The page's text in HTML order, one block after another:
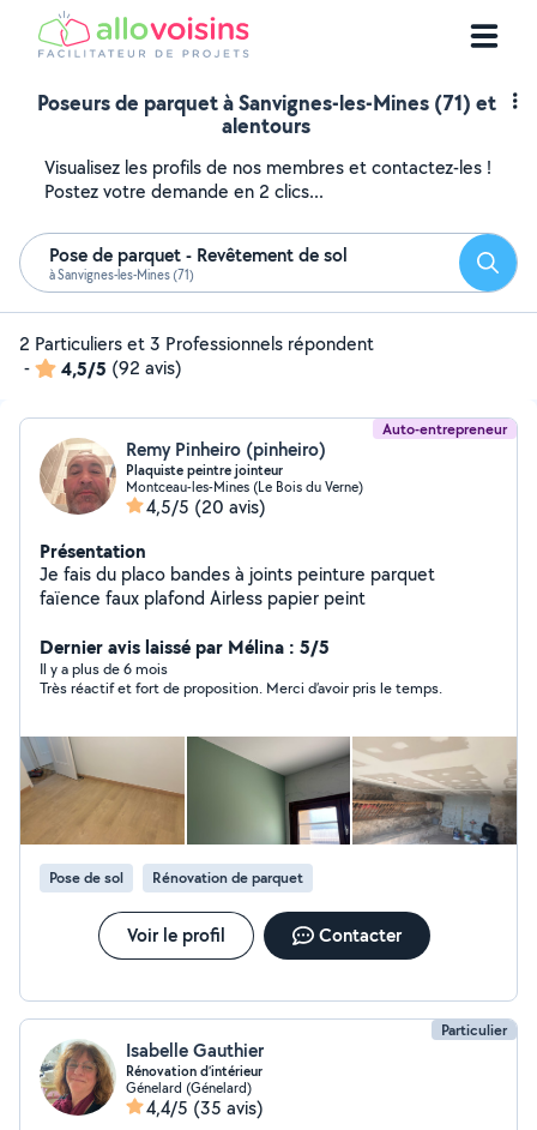
Poseurs de parquet à Sanvignes-les-Mines (71) et
alentours
Visualisez les profils de nos membres et contactez-les !
Postez votre demande en 2 clics...
Pose de parquet - Revêtement de sol
à Sanvignes-les-Mines (71)
2 Particuliers et 3 Professionnels répondent
-
4,5/5 (92 avis)
Auto-entrepreneur
Remy Pinheiro (pinheiro)
Plaquiste peintre jointeur
Montceau-les-Mines (Le Bois du Verne)
4,5/5 (20 avis)
Présentation
Je fais du placo bandes à joints peinture parquet
faïence faux plafond Airless papier peint
Dernier avis laissé par Mélina : 5/5
Il y a plus de 6 mois
Très réactif et fort de proposition. Merci d’avoir pris le temps.
Pose de sol Rénovation de parquet
Voir le profil Contacter
Particulier
Isabelle Gauthier
Rénovation d’intérieur
Génelard (Génelard)
4,4/5 (35 avis)